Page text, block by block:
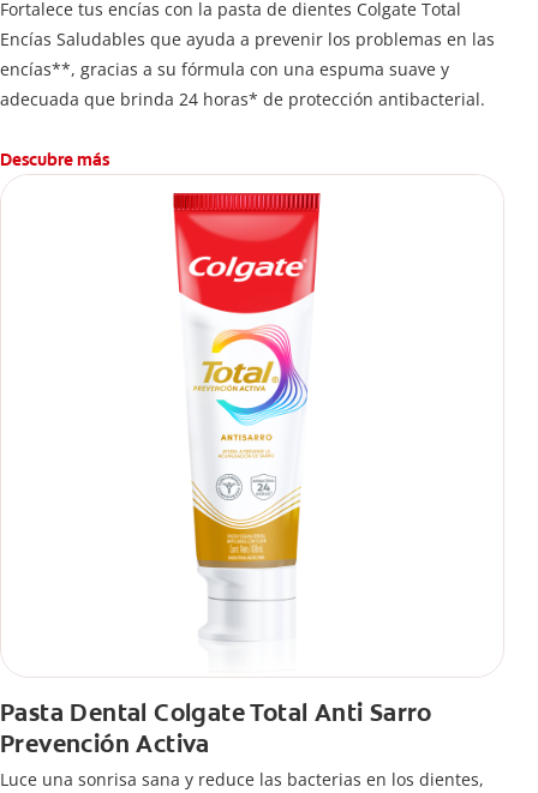
Fortalece tus encías con la pasta de dientes Colgate Total
Encías Saludables que ayuda a prevenir los problemas en las
encías**, gracias a su fórmula con una espuma suave y
adecuada que brinda 24 horas* de protección antibacterial.
Descubre más
Pasta Dental Colgate Total Anti Sarro
Prevención Activa
Luce una sonrisa sana y reduce las bacterias en los dientes,